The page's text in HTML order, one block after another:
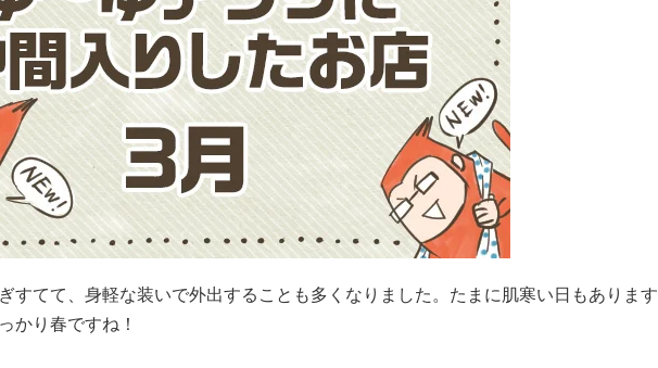
すてて、身軽な装いで外出することも多くなりました。たまに肌寒い日もあります
かり春ですね！